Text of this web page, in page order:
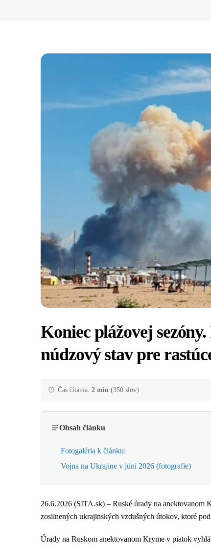
Koniec plážovej
núdzový stav pre
Čas čítania:2 min (350 slov)
Obsah článku
Fotogaléria k článku:
Vojna na Ukrajine v júni 2026 (fotografie)
26.6.2026 (SITA.sk) – Ruské úrady na
zosilnených ukrajinských vzdušných útokov, ktoré
Úrady na Ruskom anektovanom Kryme v piatok